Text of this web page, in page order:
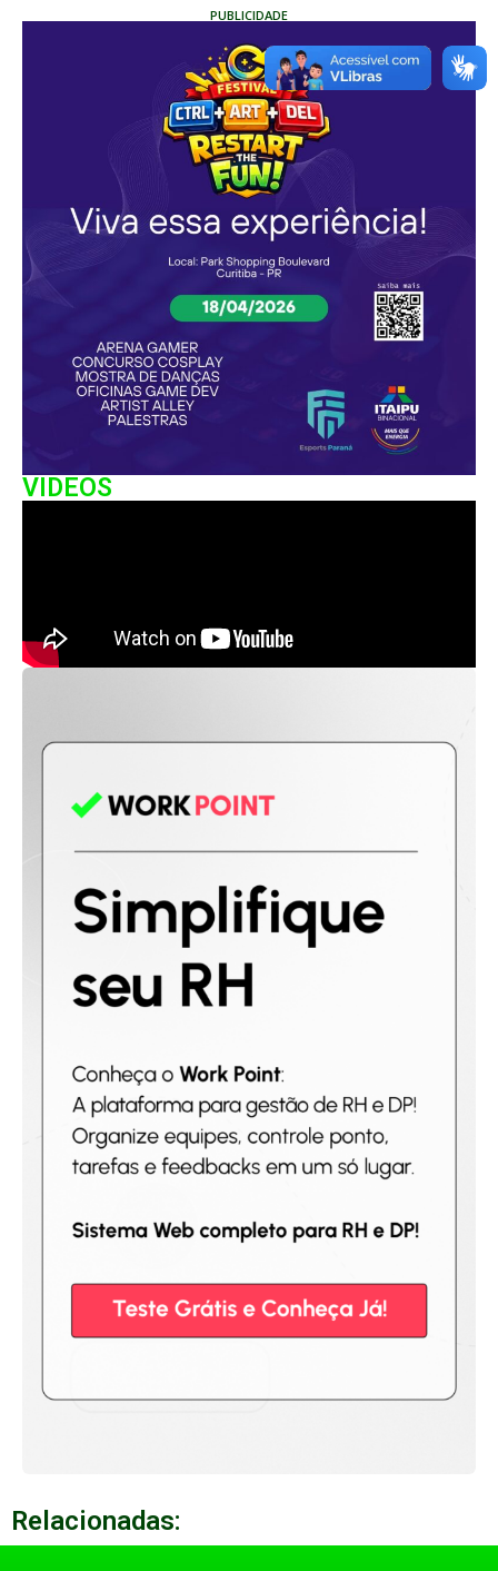
PUBLICIDADE
VIDEOS
Relacionadas: